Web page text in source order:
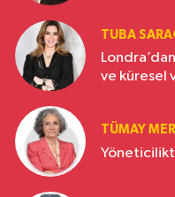
TUBA
ve küresel
TÜMAY